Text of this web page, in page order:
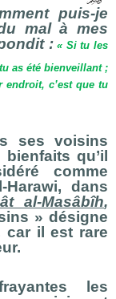
puis-je
mal à mes
:« Si tu les
as été bienveillant ;
c’est que tu
ses voisins
qu’il
comme
Harawi, dans
al-Masâbîh,
» désigne
car il est rare
les